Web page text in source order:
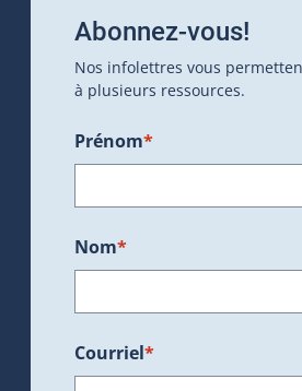
Abonnez-vous!
Nos infolettres vous
à plusieurs ressources.
Prénom*
Nom*
Courriel*